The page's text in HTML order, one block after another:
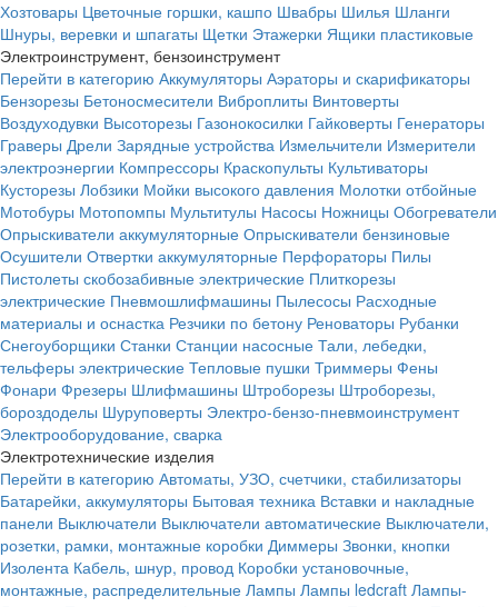
Хозтовары Цветочные горшки, кашпо Швабры Шилья Шланги
Шнуры, веревки и шпагаты Щетки Этажерки Ящики пластиковые
Электроинструмент, бензоинструмент
Перейти в категорию Аккумуляторы Аэраторы и скарификаторы
Бензорезы Бетоносмесители Виброплиты Винтоверты
Воздуходувки Высоторезы Газонокосилки Гайковерты Генераторы
Граверы Дрели Зарядные устройства Измельчители Измерители
электроэнергии Компрессоры Краскопульты Культиваторы
Кусторезы Лобзики Мойки высокого давления Молотки отбойные
Мотобуры Мотопомпы Мультитулы Насосы Ножницы Обогреватели
Опрыскиватели аккумуляторные Опрыскиватели бензиновые
Осушители Отвертки аккумуляторные Перфораторы Пилы
Пистолеты скобозабивные электрические Плиткорезы
электрические Пневмошлифмашины Пылесосы Расходные
материалы и оснастка Резчики по бетону Реноваторы Рубанки
Снегоуборщики Станки Станции насосные Тали, лебедки,
тельферы электрические Тепловые пушки Триммеры Фены
Фонари Фрезеры Шлифмашины Штроборезы Штроборезы,
бороздоделы Шуруповерты Электро-бензо-пневмоинструмент
Электрооборудование, сварка
Электротехнические изделия
Перейти в категорию Автоматы, УЗО, счетчики, стабилизаторы
Батарейки, аккумуляторы Бытовая техника Вставки и накладные
панели Выключатели Выключатели автоматические Выключатели,
розетки, рамки, монтажные коробки Диммеры Звонки, кнопки
Изолента Кабель, шнур, провод Коробки установочные,
монтажные, распределительные Лампы Лампы ledcraft Лампы-